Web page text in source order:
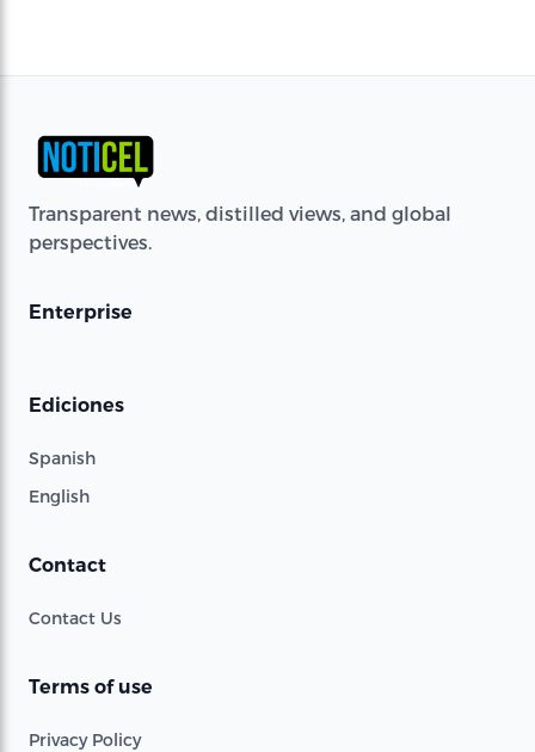
Transparent news, distilled views, and global
perspectives.
Enterprise
Ediciones
Spanish
English
Contact
Contact Us
Terms of use
Privacy Policy